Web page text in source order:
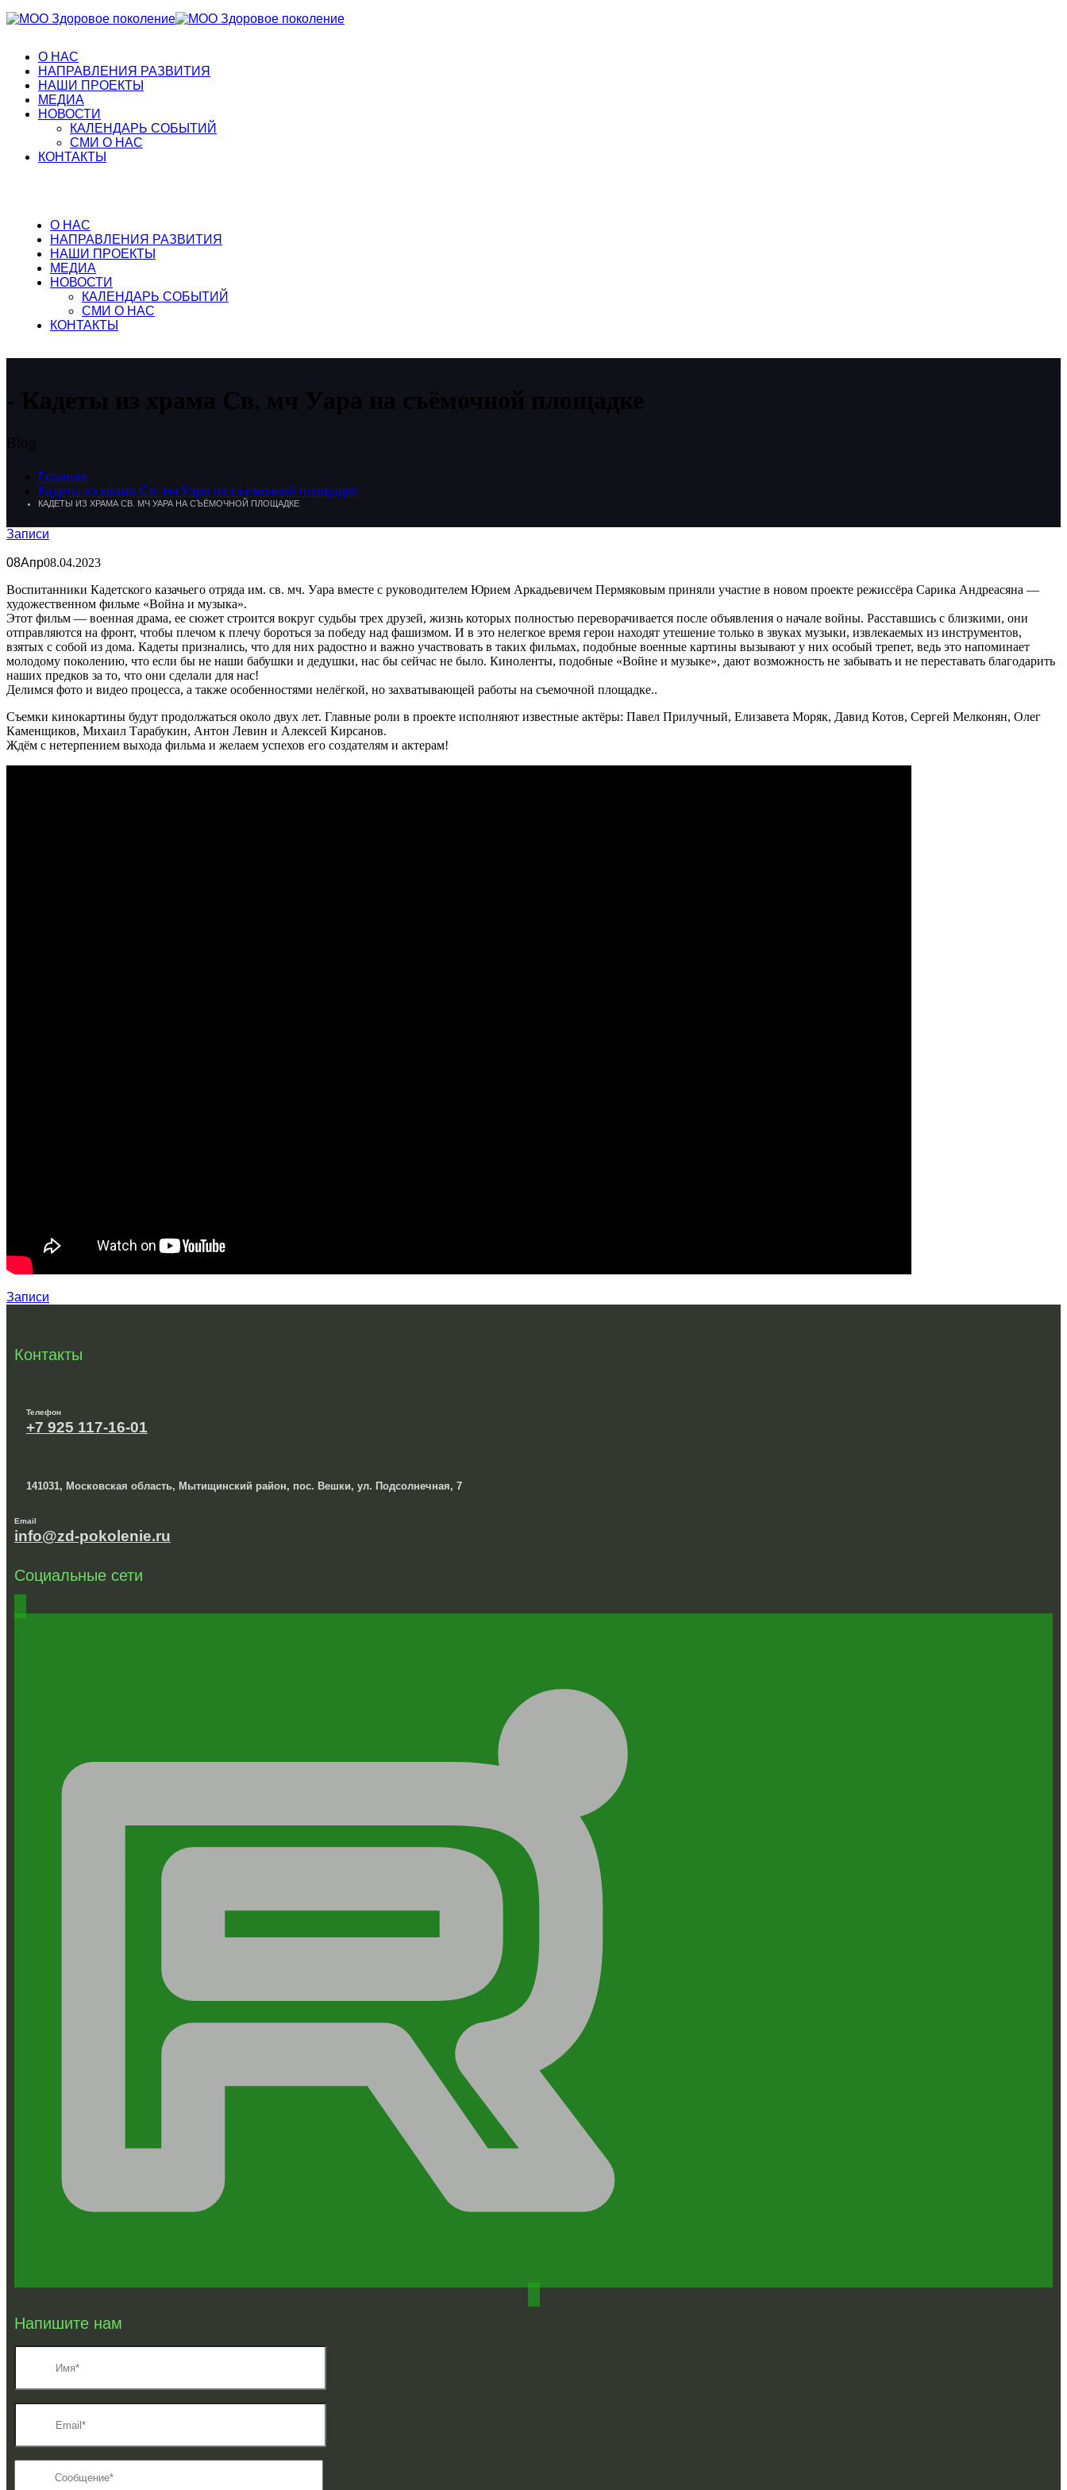
О НАС
НАПРАВЛЕНИЯ РАЗВИТИЯ
НАШИ ПРОЕКТЫ
МЕДИА
НОВОСТИ
КАЛЕНДАРЬ СОБЫТИЙ
СМИ О НАС
КОНТАКТЫ
О НАС
НАПРАВЛЕНИЯ РАЗВИТИЯ
НАШИ ПРОЕКТЫ
МЕДИА
НОВОСТИ
КАЛЕНДАРЬ СОБЫТИЙ
СМИ О НАС
КОНТАКТЫ
Кадеты из храма Св. мч Уара на съёмочной площадке
Blog
Главная
Кадеты из храма Св. мч Уара на съёмочной площадке
КАДЕТЫ ИЗ ХРАМА СВ. МЧ УАРА НА СЪЁМОЧНОЙ ПЛОЩАДКЕ
Записи
08Апр08.04.2023
Воспитанники Кадетского казачьего отряда им. св. мч. Уара вместе с руководителем Юрием Аркадьевичем Пермяковым приняли участие в новом проекте режиссёра Сарика Андреасяна —
художественном фильме «Война и музыка».
Этот фильм — военная драма, ее сюжет строится вокруг судьбы трех друзей, жизнь которых полностью переворачивается после объявления о начале войны. Расставшись с близкими, они
отправляются на фронт, чтобы плечом к плечу бороться за победу над фашизмом. И в это нелегкое время герои находят утешение только в звуках музыки, извлекаемых из инструментов,
взятых с собой из дома. Кадеты признались, что для них радостно и важно участвовать в таких фильмах, подобные военные картины вызывают у них особый трепет, ведь это напоминает
молодому поколению, что если бы не наши бабушки и дедушки, нас бы сейчас не было. Киноленты, подобные «Войне и музыке», дают возможность не забывать и не переставать благодарить
наших предков за то, что они сделали для нас!
Делимся фото и видео процесса, а также особенностями нелёгкой, но захватывающей работы на съемочной площадке..
Съемки кинокартины будут продолжаться около двух лет. Главные роли в проекте исполняют известные актёры: Павел Прилучный, Елизавета Моряк, Давид Котов, Сергей Мелконян, Олег
Каменщиков, Михаил Тарабукин, Антон Левин и Алексей Кирсанов.
Ждём с нетерпением выхода фильма и желаем успехов его создателям и актерам!
Записи
Контакты
Телефон
+7 925 117-16-01
141031, Московская область, Мытищинский район, пос. Вешки, ул. Подсолнечная, 7
Email
info@zd-pokolenie.ru
Социальные сети
Напишите нам